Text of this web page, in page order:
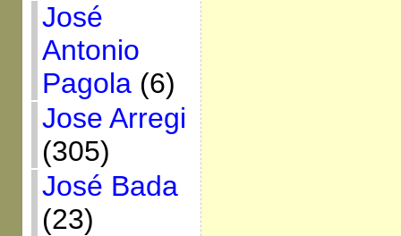
José
Antonio
Pagola(6)
Jose Arregi
(305)
José Bada
(23)